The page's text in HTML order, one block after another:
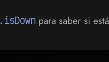
.isDown para saber si está